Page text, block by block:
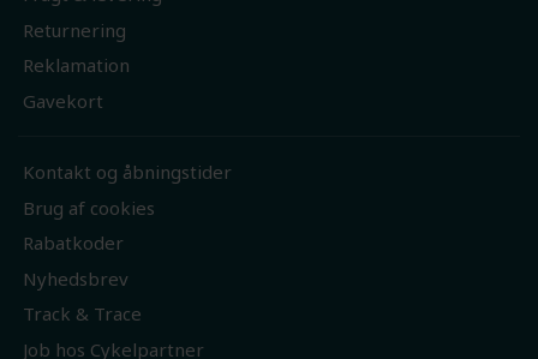
Returnering
Reklamation
Gavekort
Kontakt og åbningstider
Brug af cookies
Rabatkoder
Nyhedsbrev
Track & Trace
Job hos Cykelpartner